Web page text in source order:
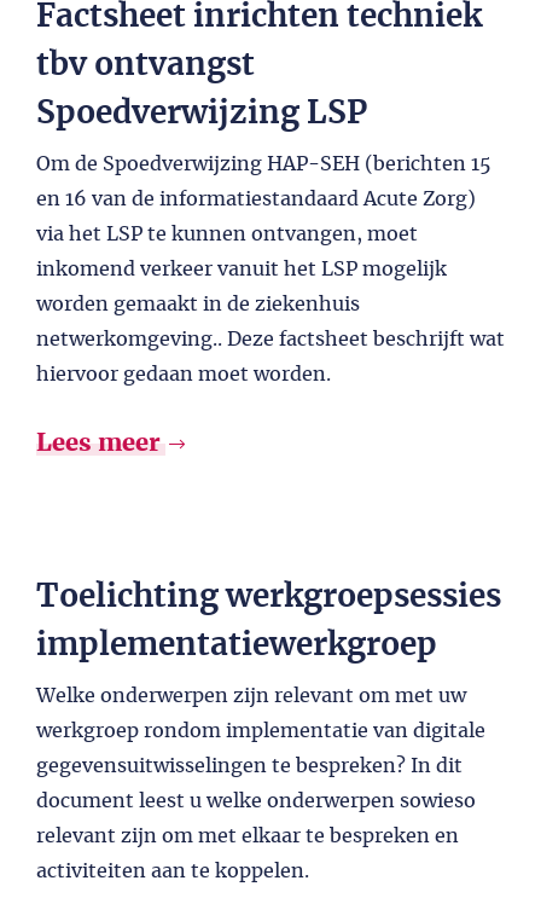
Factsheet inrichten techniek
tbv ontvangst
Spoedverwijzing LSP
Om de Spoedverwijzing HAP-SEH (berichten 15
en 16 van de informatiestandaard Acute Zorg)
via het LSP te kunnen ontvangen, moet
inkomend verkeer vanuit het LSP mogelijk
worden gemaakt in de ziekenhuis
netwerkomgeving.. Deze factsheet beschrijft wat
hiervoor gedaan moet worden.
Lees meer
Toelichting werkgroepsessies
implementatiewerkgroep
Welke onderwerpen zijn relevant om met uw
werkgroep rondom implementatie van digitale
gegevensuitwisselingen te bespreken? In dit
document leest u welke onderwerpen sowieso
relevant zijn om met elkaar te bespreken en
activiteiten aan te koppelen.